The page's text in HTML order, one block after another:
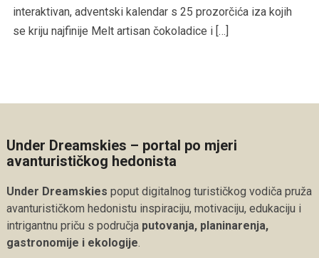
interaktivan, adventski kalendar s 25 prozorčića iza kojih
se kriju najfinije Melt artisan čokoladice i […]
Under Dreamskies – portal po mjeri
avanturističkog hedonista
Under Dreamskies poput digitalnog turističkog vodiča pruža
avanturističkom hedonistu inspiraciju, motivaciju, edukaciju i
intrigantnu priču s područja putovanja, planinarenja,
gastronomije i ekologije.